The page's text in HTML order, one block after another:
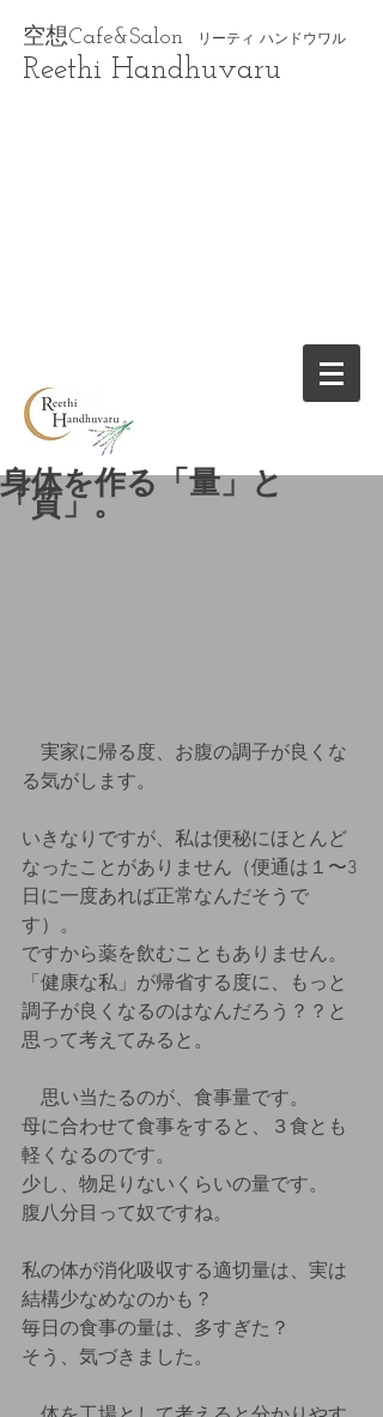
空想Cafe&Salon リーティ ハンドウワル
Reethi Handhuvaru
身体を作る「量」と
「質」。
実家に帰る度、お腹の調子が良くな
る気がします。
いきなりですが、私は便秘にほとんど
なったことがありません（便通は１〜3
日に一度あれば正常なんだそうで
す）。
ですから薬を飲むこともありません。
「健康な私」が帰省する度に、もっと
調子が良くなるのはなんだろう？？と
思って考えてみると。
思い当たるのが、食事量です。
母に合わせて食事をすると、３食とも
軽くなるのです。
少し、物足りないくらいの量です。
腹八分目って奴ですね。
私の体が消化吸収する適切量は、実は
結構少なめなのかも？
毎日の食事の量は、多すぎた？
そう、気づきました。